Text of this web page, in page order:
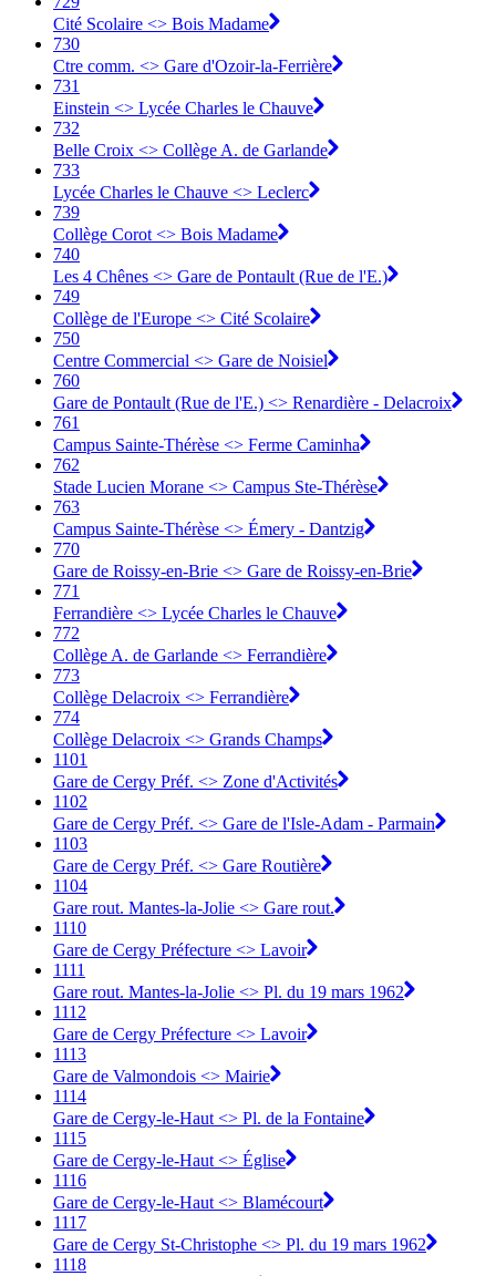
Cité Scolaire <> Bois Madame
730
Ctre comm. <> Gare d'Ozoir-la-Ferrière
731
Einstein <> Lycée Charles le Chauve
732
Belle Croix <> Collège A. de Garlande
733
Lycée Charles le Chauve <> Leclerc
739
Collège Corot <> Bois Madame
740
Les 4 Chênes <> Gare de Pontault (Rue de l'E.)
749
Collège de l'Europe <> Cité Scolaire
750
Centre Commercial <> Gare de Noisiel
760
Gare de Pontault (Rue de l'E.) <> Renardière - Delacroix
761
Campus Sainte-Thérèse <> Ferme Caminha
762
Stade Lucien Morane <> Campus Ste-Thérèse
763
Campus Sainte-Thérèse <> Émery - Dantzig
770
Gare de Roissy-en-Brie <> Gare de Roissy-en-Brie
771
Ferrandière <> Lycée Charles le Chauve
772
Collège A. de Garlande <> Ferrandière
773
Collège Delacroix <> Ferrandière
774
Collège Delacroix <> Grands Champs
1101
Gare de Cergy Préf. <> Zone d'Activités
1102
Gare de Cergy Préf. <> Gare de l'Isle-Adam - Parmain
1103
Gare de Cergy Préf. <> Gare Routière
1104
Gare rout. Mantes-la-Jolie <> Gare rout.
1110
Gare de Cergy Préfecture <> Lavoir
1111
Gare rout. Mantes-la-Jolie <> Pl. du 19 mars 1962
1112
Gare de Cergy Préfecture <> Lavoir
1113
Gare de Valmondois <> Mairie
1114
Gare de Cergy-le-Haut <> Pl. de la Fontaine
1115
Gare de Cergy-le-Haut <> Église
1116
Gare de Cergy-le-Haut <> Blamécourt
1117
Gare de Cergy St-Christophe <> Pl. du 19 mars 1962
1118